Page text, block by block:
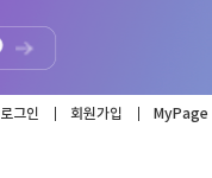
로그인 회원가입 MyPage